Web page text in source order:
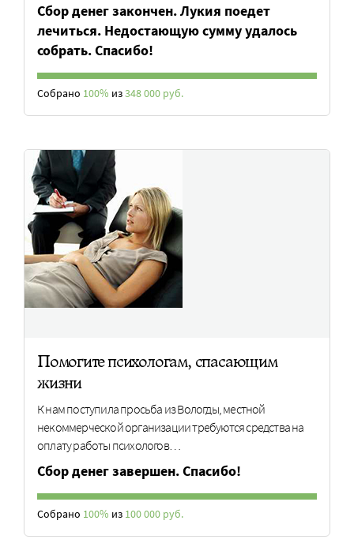
Сбор денег закончен. Лукия поедет
лечиться. Недостающую сумму удалось
собрать. Спасибо!
Собрано 100% из348 000 руб.
Помогите психологам, спасающим
жизни
К нам поступила просьба из Вологды, местной
некоммерческой организации требуются средства на
оплату работы психологов…
Сбор денег завершен. Спасибо!
Собрано 100% из 100 000 руб.